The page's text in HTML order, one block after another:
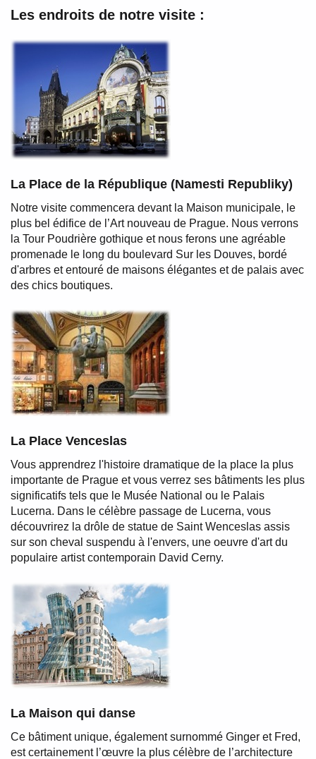
Les endroits de notre visite :
La Place de la République (Namesti Republiky)
Notre visite commencera devant la Maison municipale, le
plus bel édifice de l’Art nouveau de Prague. Nous verrons
la Tour Poudrière gothique et nous ferons une agréable
promenade le long du boulevard Sur les Douves, bordé
d'arbres et entouré de maisons élégantes et de palais avec
des chics boutiques.
La Place Venceslas
Vous apprendrez l'histoire dramatique de la place la plus
importante de Prague et vous verrez ses bâtiments les plus
significatifs tels que le Musée National ou le Palais
Lucerna. Dans le célèbre passage de Lucerna, vous
découvrirez la drôle de statue de Saint Wenceslas assis
sur son cheval suspendu à l'envers, une oeuvre d'art du
populaire artist contemporain David Cerny.
La Maison qui danse
Ce bâtiment unique, également surnommé Ginger et Fred,
est certainement l’œuvre la plus célèbre de l’architecture